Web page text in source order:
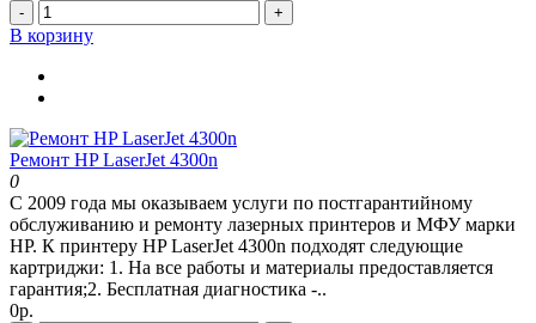
- +
В корзину
Ремонт HP LaserJet 4300n
0
С 2009 года мы оказываем услуги по постгарантийному
обслуживанию и ремонту лазерных принтеров и МФУ марки
HP. К принтеру HP LaserJet 4300n подходят следующие
картриджи: 1. На все работы и материалы предоставляется
гарантия;2. Бесплатная диагностика -..
0р.